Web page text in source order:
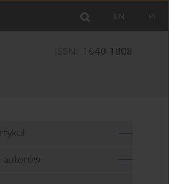
PL
EN
1640-1808
autorów